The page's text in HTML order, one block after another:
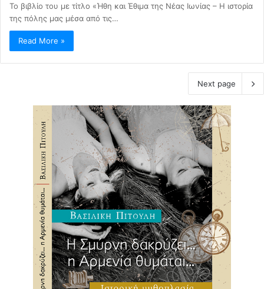
Το βιβλίο του με τίτλο «Ήθη και Έθιμα της Νέας Ιωνίας – Η ιστορία
της πόλης μας μέσα από τις…
Read More »
Next page